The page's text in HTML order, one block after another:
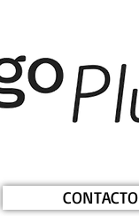
CONTACTO